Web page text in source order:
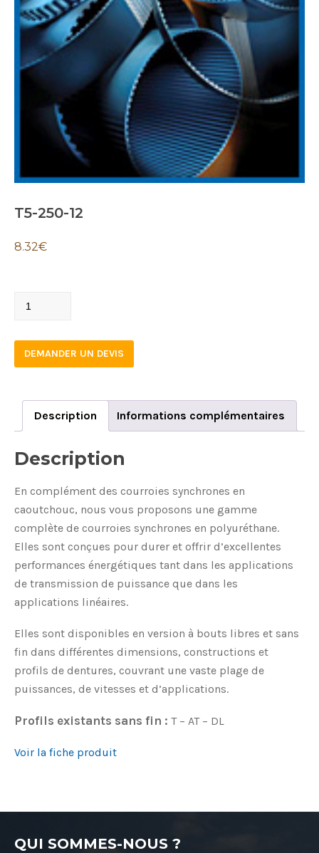
T5-250-12
8.32€
T5-
12
quantity
DEMANDER UN DEVIS
Description Informations complémentaires
Description
En complément des courroies synchrones en
caoutchouc, nous vous proposons une gamme
complète de courroies synchrones en polyuréthane.
Elles sont conçues pour durer et offrir d’excellentes
performances énergétiques tant dans les applications
de transmission de puissance que dans les
applications linéaires.
Elles sont disponibles en version à bouts libres et sans
fin dans différentes dimensions, constructions et
profils de dentures, couvrant une vaste plage de
puissances, de vitesses et d’applications.
Profils existants sans fin : T – AT – DL
Voir la fiche produit
QUI SOMMES-NOUS ?